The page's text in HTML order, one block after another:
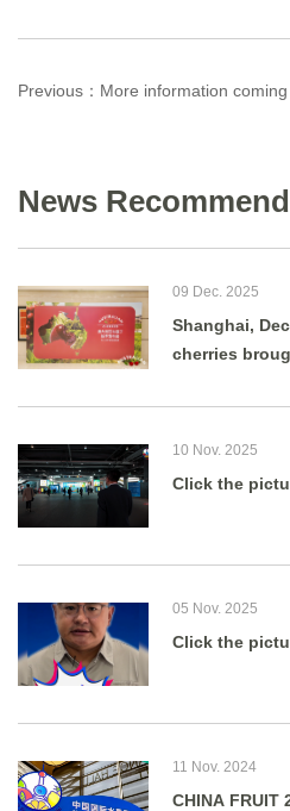
Previous： More information
News
09 Dec. 2025
Shanghai,
cherries
10 Nov. 2025
Click the
05 Nov. 2025
Click the
11 Nov. 2024
CHINA